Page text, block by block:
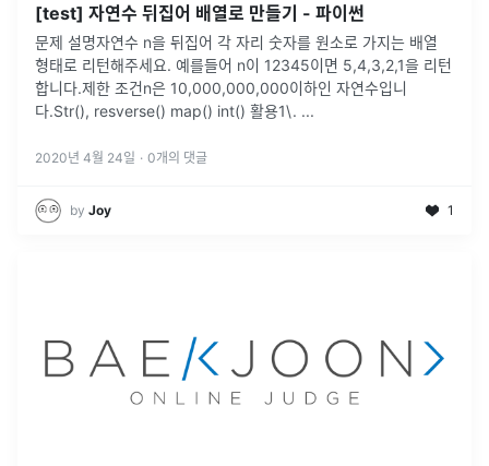
[test] 자연수 뒤집어 배열로 만들기 - 파이썬
문제 설명자연수 n을 뒤집어 각 자리 숫자를 원소로 가지는 배열
형태로 리턴해주세요. 예를들어 n이 12345이면 5,4,3,2,1을 리턴
합니다.제한 조건n은 10,000,000,000이하인 자연수입니
다.Str(), resverse() map() int() 활용1\. ...
2020년 4월 24일 · 0개의 댓글
by Joy 1